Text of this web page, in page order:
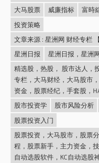
大马股票
威廉指标 富時
投资策略
文章来源 : 星洲网 财经专栏
星洲日报
星洲日报，星洲
精选股，热股， 股市达人，
专栏，大马财经，大马股市
资金，股票经纪，手套股，
股市投资学
股市风险分析
股票投资入门
股票投资，大马股市，股票
程，股票新手，主力资金，
自动选股软件，KC自动选股